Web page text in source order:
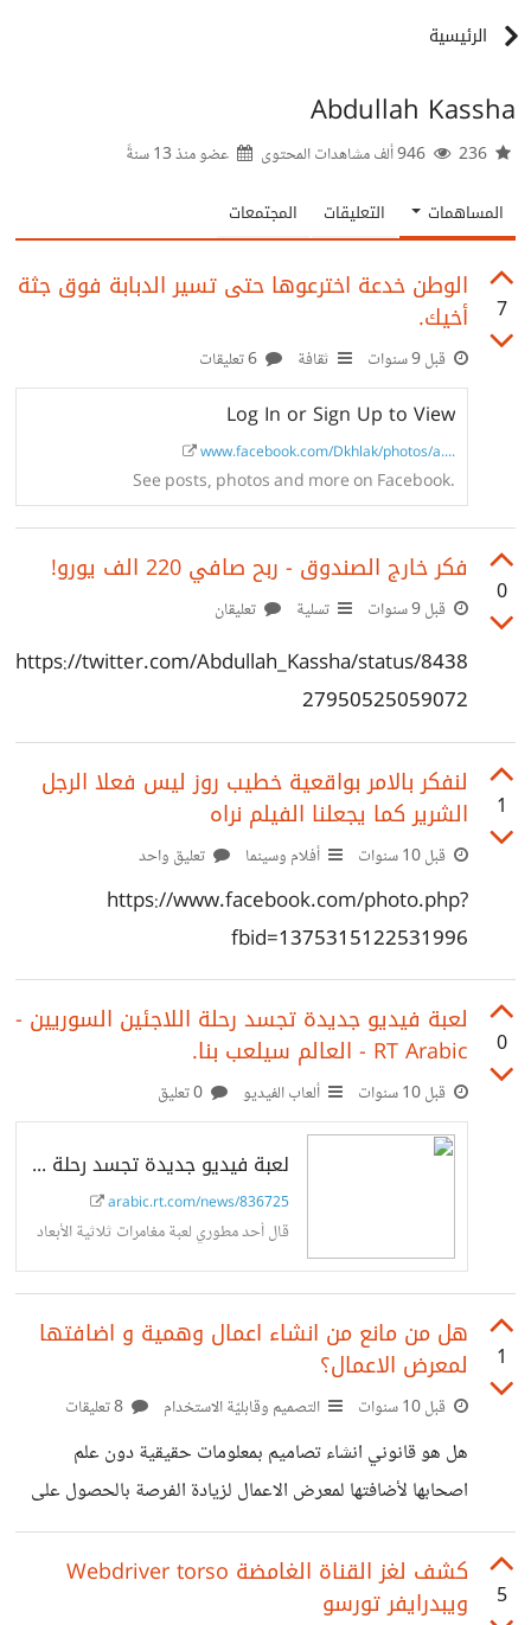
الرئيسية
Abdullah Kassha
عضو منذ13 سنةً
المساهمات التعليقات المجتمعات
7
الوطن خدعة اخترعوها حتى تسير الدبابة فوق جثة
أخيك.
قبل 9 سنوات ثقافة
Log In or Sign Up to View
www.facebook.com/Dkhlak/photos/a....
See posts, photos and more on Facebook.
0
فكر خارج الصندوق - ربح صافي 220 الف يورو!
قبل 9 سنوات تسلية تعليقان
https://twitter.com/Abdullah_Kassha/status/8438
27950525059072
1
لنفكر بالامر بواقعية خطيب روز ليس فعلا الرجل
الشرير كما يجعلنا الفيلم نراه
قبل 10 سنوات أفلام وسينما تعليق واحد
https://www.facebook.com/photo.php?
fbid=1375315122531996
0
لعبة فيديو جديدة تجسد رحلة اللاجئين السوريين -
RT Arabic - العالم سيلعب بنا.
قبل 10 سنوات ألعاب الفيديو
لعبة فيديو جديدة تجسد رحلة اللاجئين السوريين
arabic.rt.com/news/836725
قال أحد مطوري لعبة مغامرات ثلاثية الأبعاد
1
هل من مانع من انشاء اعمال وهمية و اضافتها
لمعرض الاعمال؟
قبل 10 سنوات التصميم وقابليّة الاستخدام
هل هو قانوني انشاء تصاميم بمعلومات حقيقية دون علم
اصحابها لأضافتها لمعرض الاعمال لزيادة الفرصة بالحصول على
عميل او عمل؟ * مثال#1: انشاء كرت عمل, او هوية عمل لشركة
سياحة و سفر رسمية و معروفة بدون مقابل و بدون استشارة
الشركة و استخدام تفاصيل شركتهم كالشعار و العنوان و رقم
5
كشف لغز القناة الغامضة Webdriver torso
ويبدرايفر تورسو